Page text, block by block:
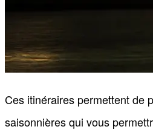
Ces itinéraires permettent de
saisonnières qui vous